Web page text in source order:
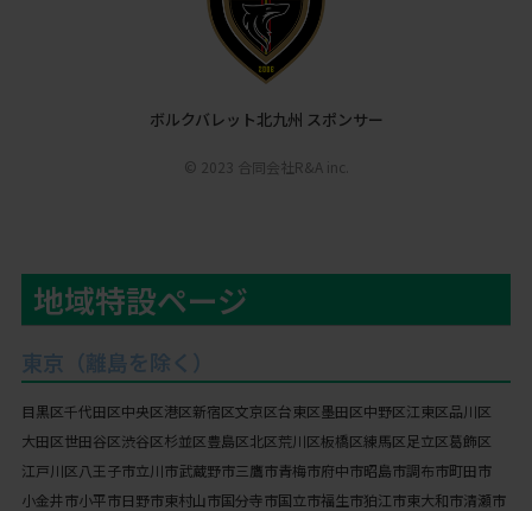
ボルクバレット北九州 スポンサー
© 2023 合同会社R&A inc.
地域特設ページ
東京（離島を除く）
目黒区千代田区中央区港区新宿区文京区台東区墨田区中野区江東区品川区
大田区世田谷区渋谷区杉並区豊島区北区荒川区板橋区練馬区足立区葛飾区
江戸川区八王子市立川市武蔵野市三鷹市青梅市府中市昭島市調布市町田市
小金井市小平市日野市東村山市国分寺市国立市福生市狛江市東大和市清瀬市